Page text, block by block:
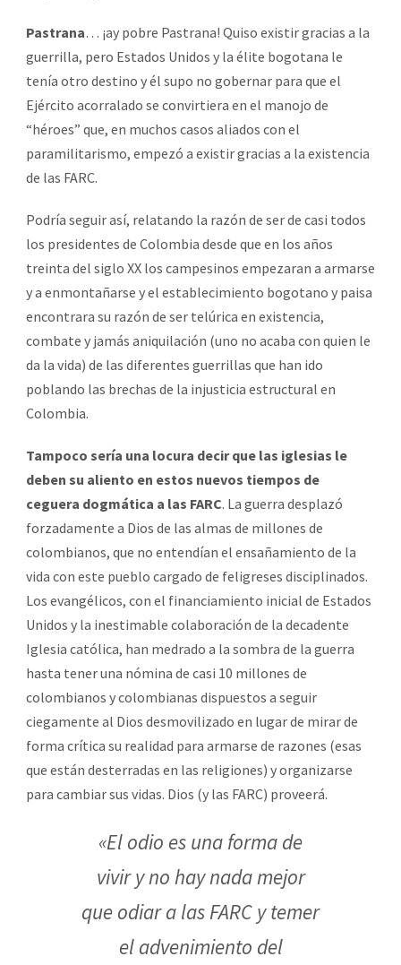
Pastrana… ¡ay pobre Pastrana! Quiso existir gracias a la
guerrilla, pero Estados Unidos y la élite bogotana le
tenía otro destino y él supo no gobernar para que el
Ejército acorralado se convirtiera en el manojo de
“héroes” que, en muchos casos aliados con el
paramilitarismo, empezó a existir gracias a la existencia
de las FARC.
Podría seguir así, relatando la razón de ser de casi todos
los presidentes de Colombia desde que en los años
treinta del siglo XX los campesinos empezaran a armarse
y a enmontañarse y el establecimiento bogotano y paisa
encontrara su razón de ser telúrica en existencia,
combate y jamás aniquilación (uno no acaba con quien le
da la vida) de las diferentes guerrillas que han ido
poblando las brechas de la injusticia estructural en
Colombia.
Tampoco sería una locura decir que las iglesias le
deben su aliento en estos nuevos tiempos de
ceguera dogmática a las FARC. La guerra desplazó
forzadamente a Dios de las almas de millones de
colombianos, que no entendían el ensañamiento de la
vida con este pueblo cargado de feligreses disciplinados.
Los evangélicos, con el financiamiento inicial de Estados
Unidos y la inestimable colaboración de la decadente
Iglesia católica, han medrado a la sombra de la guerra
hasta tener una nómina de casi 10 millones de
colombianos y colombianas dispuestos a seguir
ciegamente al Dios desmovilizado en lugar de mirar de
forma crítica su realidad para armarse de razones (esas
que están desterradas en las religiones) y organizarse
para cambiar sus vidas. Dios (y las FARC) proveerá.
«El odio es una forma de
vivir y no hay nada mejor
que odiar a las FARC y temer
el advenimiento del